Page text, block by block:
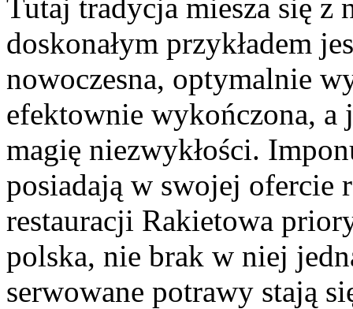
Tutaj tradycja miesza się z
doskonałym przykładem
nowoczesna, optymalnie
efektownie wykończona, a
magię niezwykłości.
posiadają w swojej ofercie
restauracji Rakietowa
polska, nie brak w niej
serwowane potrawy stają